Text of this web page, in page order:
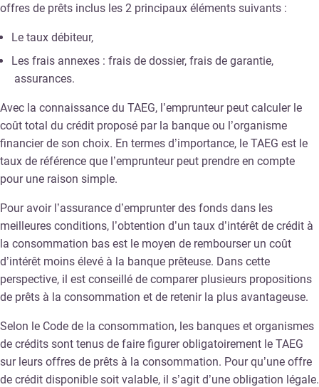
offres de prêts inclus les 2 principaux éléments suivants :
Le taux débiteur,
Les frais annexes : frais de dossier, frais de garantie,
assurances.
Avec la connaissance du TAEG, l’emprunteur peut calculer le
coût total du crédit proposé par la banque ou l’organisme
financier de son choix. En termes d’importance, le TAEG est le
taux de référence que l’emprunteur peut prendre en compte
pour une raison simple.
Pour avoir l’assurance d’emprunter des fonds dans les
meilleures conditions, l’obtention d’un taux d’intérêt de crédit à
la consommation bas est le moyen de rembourser un coût
d’intérêt moins élevé à la banque prêteuse. Dans cette
perspective, il est conseillé de comparer plusieurs propositions
de prêts à la consommation et de retenir la plus avantageuse.
Selon le Code de la consommation, les banques et organismes
de crédits sont tenus de faire figurer obligatoirement le TAEG
sur leurs offres de prêts à la consommation. Pour qu’une offre
de crédit disponible soit valable, il s’agit d’une obligation légale.